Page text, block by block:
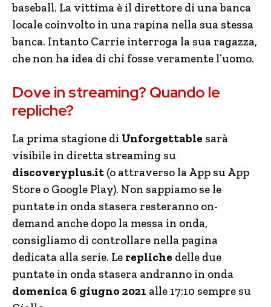
baseball. La vittima è il direttore di una banca
locale coinvolto in una rapina nella sua stessa
banca. Intanto Carrie interroga la sua ragazza,
che non ha idea di chi fosse veramente l’uomo.
Dove in streaming? Quando le
repliche?
La prima stagione di Unforgettable sarà
visibile in diretta streaming su
discoveryplus.it (o attraverso la App su App
Store o Google Play). Non sappiamo se le
puntate in onda stasera resteranno on-
demand anche dopo la messa in onda,
consigliamo di controllare nella pagina
dedicata alla serie. Le repliche delle due
puntate in onda stasera andranno in onda
domenica 6 giugno 2021 alle 17:10 sempre su